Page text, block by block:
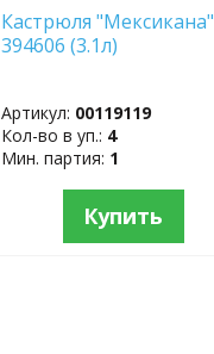
Кастрюля "Мексикана"
394606 (3.1л)
Артикул: 00119119
Кол-во в уп.: 4
Мин. партия: 1
Купить